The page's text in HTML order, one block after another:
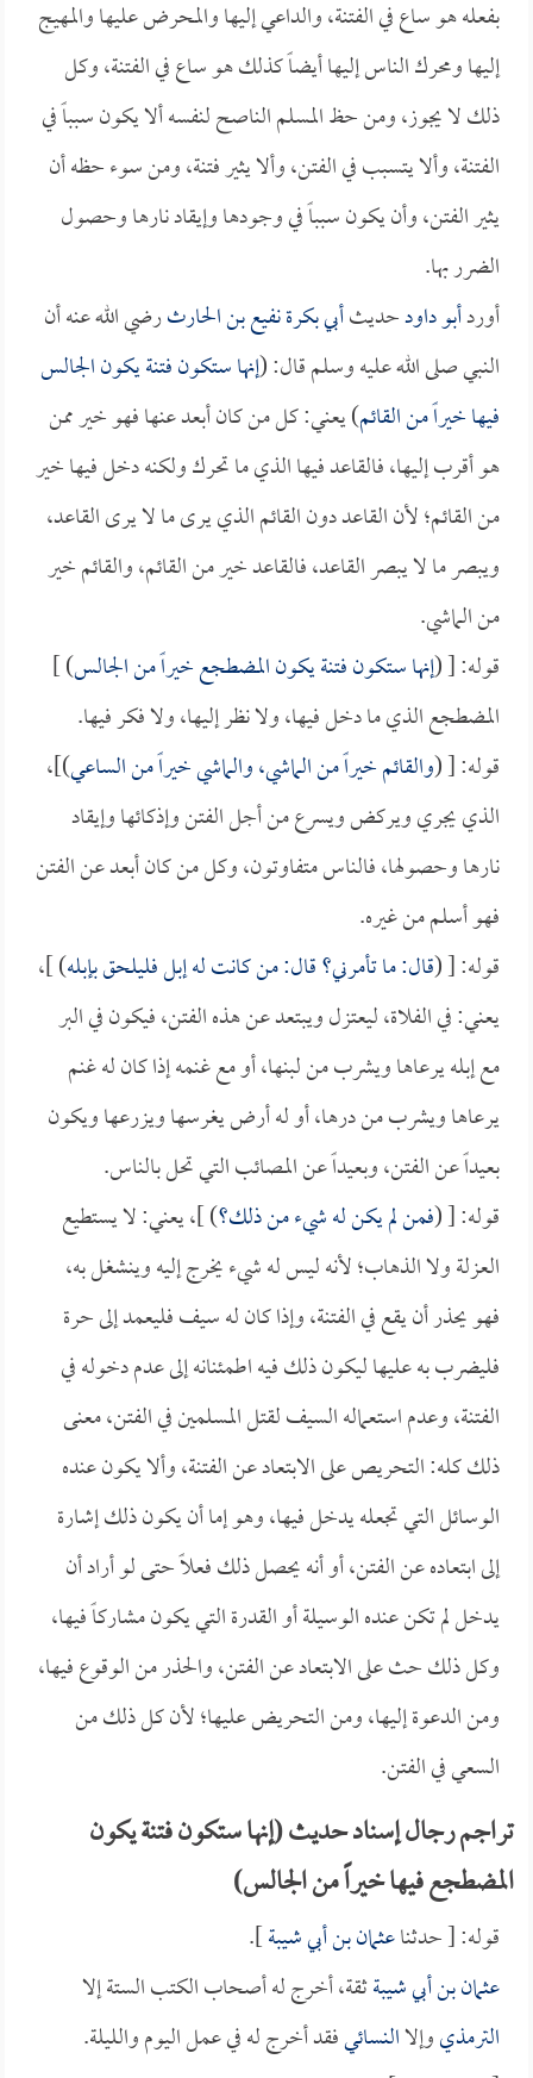
بفعله هو ساع في الفتنة، والداعي إليها والمحرض عليها والمهيج
إليها ومحرك الناس إليها أيضاً كذلك هو ساع في الفتنة، وكل
ذلك لا يجوز، ومن حظ المسلم الناصح لنفسه ألا يكون سبباً في
الفتنة، وألا يتسبب في الفتن، وألا يثير فتنة، ومن سوء حظه أن
يثير الفتن، وأن يكون سبباً في وجودها وإيقاد نارها وحصول
الضرر بها.
أوردأبو داودحديثأبي بكرة نفيع بن الحارثرضي الله عنه أن
النبي صلى الله عليه وسلم قال: (إنها ستكون فتنة يكون الجالس
فيها خيراً من القائم) يعني: كل من كان أبعد عنها فهو خير ممن
هو أقرب إليها، فالقاعد فيها الذي ما تحرك ولكنه دخل فيها خير
من القائم؛ لأن القاعد دون القائم الذي يرى ما لا يرى القاعد،
ويبصر ما لا يبصر القاعد، فالقاعد خير من القائم، والقائم خير
من الماشي.
قوله: [ (إنها ستكون فتنة يكون المضطجع خيراً من الجالس) ]
المضطجع الذي ما دخل فيها، ولا نظر إليها، ولا فكر فيها.
قوله: [ (والقائم خيراً من الماشي، والماشي خيراً من الساعي)]،
الذي يجري ويركض ويسرع من أجل الفتن وإذكائها وإيقاد
نارها وحصولها، فالناس متفاوتون، وكل من كان أبعد عن الفتن
فهو أسلم من غيره.
قوله: [ (قال: ما تأمرني؟ قال: من كانت له إبل فليلحق بإبله) ]،
يعني: في الفلاة، ليعتزل ويبتعد عن هذه الفتن، فيكون في البر
مع إبله يرعاها ويشرب من لبنها، أو مع غنمه إذا كان له غنم
يرعاها ويشرب من درها، أو له أرض يغرسها ويزرعها ويكون
بعيداً عن الفتن، وبعيداً عن المصائب التي تحل بالناس.
قوله: [ (فمن لم يكن له شيء من ذلك؟) ]، يعني: لا يستطيع
العزلة ولا الذهاب؛ لأنه ليس له شيء يخرج إليه وينشغل به،
فهو يحذر أن يقع في الفتنة، وإذا كان له سيف فليعمد إلى حرة
فليضرب به عليها ليكون ذلك فيه اطمئنانه إلى عدم دخوله في
الفتنة، وعدم استعماله السيف لقتل المسلمين في الفتن، معنى
ذلك كله: التحريص على الابتعاد عن الفتنة، وألا يكون عنده
الوسائل التي تجعله يدخل فيها، وهو إما أن يكون ذلك إشارة
إلى ابتعاده عن الفتن، أو أنه يحصل ذلك فعلاً حتى لو أراد أن
يدخل لم تكن عنده الوسيلة أو القدرة التي يكون مشاركاً فيها،
وكل ذلك حث على الابتعاد عن الفتن، والحذر من الوقوع فيها،
ومن الدعوة إليها، ومن التحريض عليها؛ لأن كل ذلك من
السعي في الفتن.
تراجم رجال إسناد حديث (إنها ستكون فتنة يكون
المضطجع فيها خيراً من الجالس)
قوله: [ حدثناعثمان بن أبي شيبة].
عثمان بن أبي شيبةثقة، أخرج له أصحاب الكتب الستة إلا
الترمذيوإلاالنسائيفقد أخرج له في عمل اليوم والليلة.